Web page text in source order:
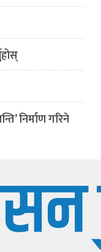
निर्माण गरिने